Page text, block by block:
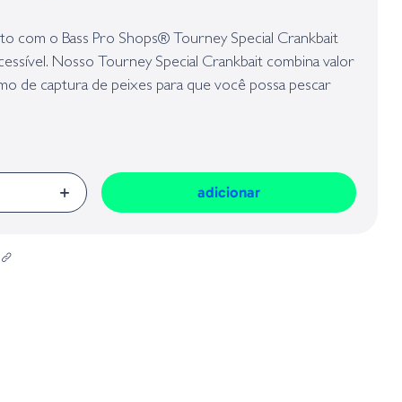
com o Bass Pro Shops® Tourney Special Crankbait
Nosso Tourney Special Crankbait combina valor
de captura de peixes para que você possa pescar
Com um acabamento finamente detalhado, olhos
com corpo moldado resistente.
adicionar